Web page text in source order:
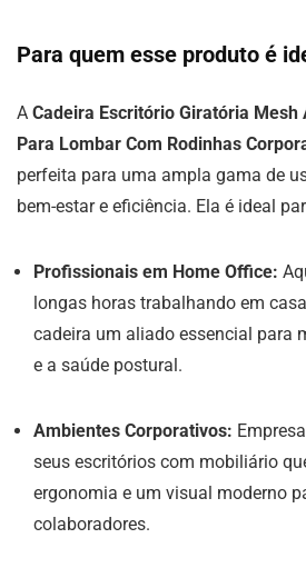
Para quem esse produto é
A Cadeira Escritório Giratória
Para Lombar Com Rodinhas
perfeita para uma ampla gama de
bem-estar e eficiência. Ela é ideal
Profissionais em Home Office:
longas horas trabalhando em
cadeira um aliado essencial para
e a saúde postural.
Ambientes Corporativos:
seus escritórios com mobiliário
ergonomia e um visual moderno
colaboradores.